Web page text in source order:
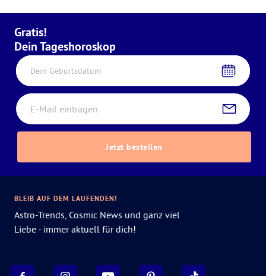
Gratis!
Dein Tageshoroskop
Dein Geburtsdatum
Jetzt bestellen
BLEIB AUF DEM LAUFENDEN!
Astro-Trends, Cosmic News und ganz viel
Liebe - immer aktuell für dich!